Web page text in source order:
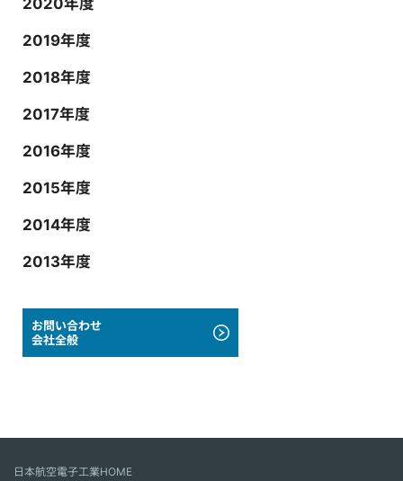
2019年度
2018年度
2017年度
2016年度
2015年度
2014年度
2013年度
お問い合わせ
会社全般
日本航空電子工業HOME